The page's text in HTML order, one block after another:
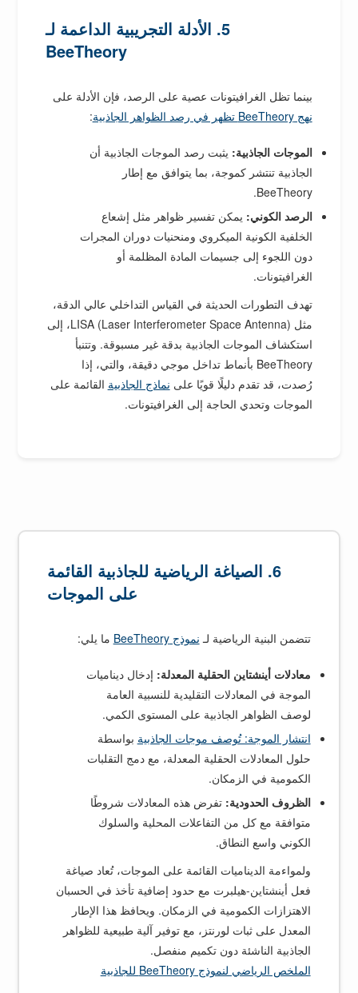
5. الأدلة التجريبية الداعمة لـ
BeeTheory
بينما تظل الغرافيتونات عصية على الرصد، فإن الأدلة على
نهج BeeTheory تظهر في رصد الظواهر الجاذبية
:
الموجات الجاذبية: يثبت رصد الموجات الجاذبية أن
الجاذبية تنتشر كموجة، بما يتوافق مع إطار
BeeTheory.
الرصد الكوني: يمكن تفسير ظواهر مثل إشعاع
الخلفية الكونية الميكروي ومنحنيات دوران المجرات
دون اللجوء إلى جسيمات المادة المظلمة أو
الغرافيتونات.
تهدف التطورات الحديثة في القياس التداخلي عالي الدقة،
مثل LISA (Laser Interferometer Space Antenna)، إلى
استكشاف الموجات الجاذبية بدقة غير مسبوقة. وتتنبأ
BeeTheory بأنماط تداخل موجي دقيقة، والتي، إذا
رُصدت، قد تقدم دليلًا قويًا على نماذج الجاذبية القائمة على
الموجات وتحدي الحاجة إلى الغرافيتونات.
6. الصياغة الرياضية للجاذبية القائمة
على الموجات
تتضمن البنية الرياضية لـ نموذج BeeTheory ما يلي:
معادلات أينشتاين الحقلية المعدلة: إدخال ديناميات
الموجة في المعادلات التقليدية للنسبية العامة
لوصف الظواهر الجاذبية على المستوى الكمي.
انتشار الموجة: تُوصف موجات الجاذبية بواسطة
حلول المعادلات الحقلية المعدلة، مع دمج التقلبات
الكمومية في الزمكان.
الظروف الحدودية: تفرض هذه المعادلات شروطًا
متوافقة مع كل من التفاعلات المحلية والسلوك
الكوني واسع النطاق.
ولمواءمة الديناميات القائمة على الموجات، تُعاد صياغة
فعل أينشتاين-هيلبرت مع حدود إضافية تأخذ في الحسبان
الاهتزازات الكمومية في الزمكان. ويحافظ هذا الإطار
المعدل على ثبات لورنتز، مع توفير آلية طبيعية للظواهر
الجاذبية الناشئة دون تكميم منفصل.
الملخص الرياضي لنموذج BeeTheory للجاذبية